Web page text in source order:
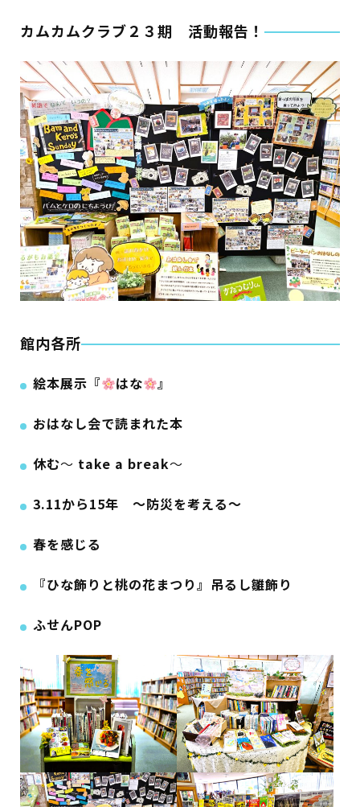
カムカムクラブ２３期 活動報告！
館内各所
絵本展示『 はな 』
おはなし会で読まれた本
休む～ take a break～
3.11から15年 ～防災を考える～
春を感じる
『ひな飾りと桃の花まつり』吊るし雛飾り
ふせんPOP
インターネットサービス
蔵書検索・マイページ
こどもの図書館
としょかん
キャラクター
図書館
としょかん
のおしごと